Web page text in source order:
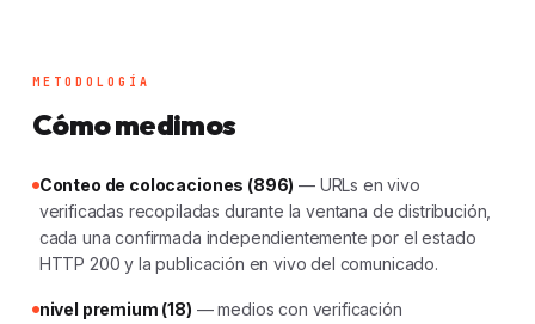
METODOLOGÍA
Cómo medimos
Conteo de colocaciones (896) — URLs en vivo
verificadas recopiladas durante la ventana de distribución,
cada una confirmada independientemente por el estado
HTTP 200 y la publicación en vivo del comunicado.
nivel premium (18) — medios con verificación